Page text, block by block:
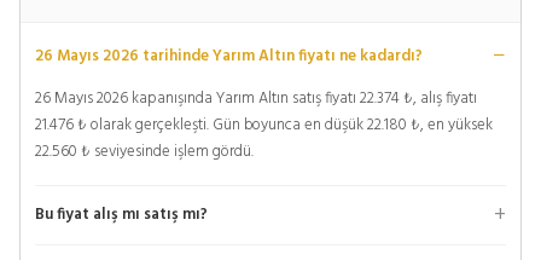
26 Mayıs 2026 tarihinde Yarım Altın fiyatı ne kadardı?
26 Mayıs 2026 kapanışında Yarım Altın satış fiyatı 22.374 ₺, alış fiyatı
21.476 ₺ olarak gerçekleşti. Gün boyunca en düşük 22.180 ₺, en yüksek
22.560 ₺ seviyesinde işlem gördü.
Bu fiyat alış mı satış mı?